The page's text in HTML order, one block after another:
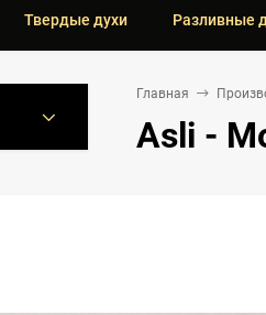
Твердые духи Разливные
Главная
Asli -